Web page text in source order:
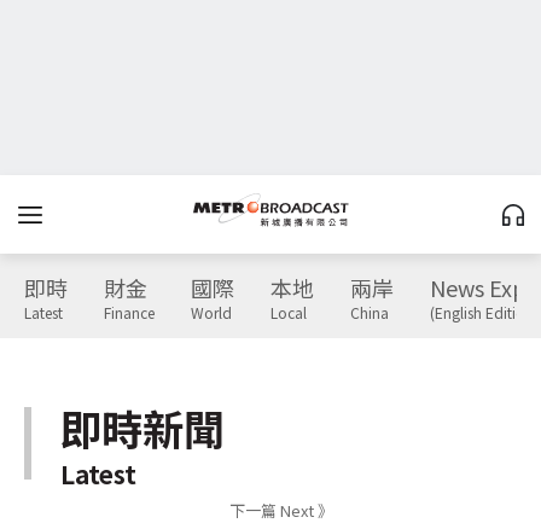
即時
Latest
財金
Finance
國際
World
本地
Local
兩岸
China
News
(English Edition)
即時新聞
Latest
下一篇 Next 》